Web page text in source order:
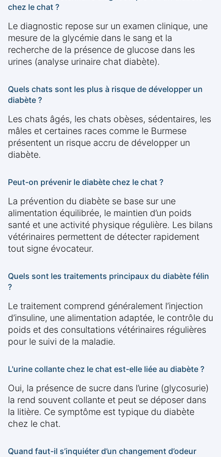
chez le chat ?
Le diagnostic repose sur un examen clinique, une
mesure de la glycémie dans le sang et la
recherche de la présence de glucose dans les
urines (analyse urinaire chat diabète).
Quels chats sont les plus à risque de développer un
diabète ?
Les chats âgés, les chats obèses, sédentaires, les
mâles et certaines races comme le Burmese
présentent un risque accru de développer un
diabète.
Peut-on prévenir le diabète chez le chat ?
La prévention du diabète se base sur une
alimentation équilibrée, le maintien d’un poids
santé et une activité physique régulière. Les bilans
vétérinaires permettent de détecter rapidement
tout signe évocateur.
Quels sont les traitements principaux du diabète félin
?
Le traitement comprend généralement l’injection
d’insuline, une alimentation adaptée, le contrôle du
poids et des consultations vétérinaires régulières
pour le suivi de la maladie.
L'urine collante chez le chat est-elle liée au diabète ?
Oui, la présence de sucre dans l’urine (glycosurie)
la rend souvent collante et peut se déposer dans
la litière. Ce symptôme est typique du diabète
chez le chat.
Quand faut-il s’inquiéter d’un changement d’odeur